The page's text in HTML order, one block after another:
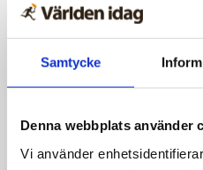
Samtycke
Denna webbplats använder
Vi använder
radarn”